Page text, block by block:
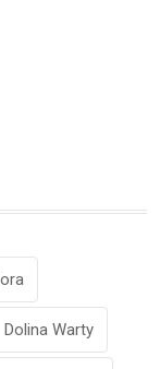
Dolina Warty